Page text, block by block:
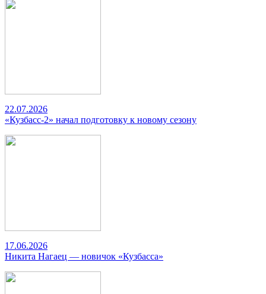
22.07.2026
«Кузбасс-2» начал подготовку к новому сезону
17.06.2026
Никита Нагаец — новичок «Кузбасса»